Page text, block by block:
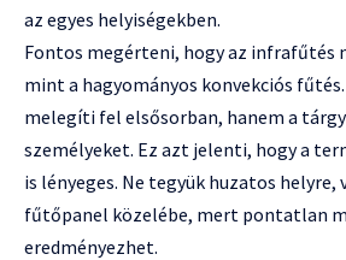
az egyes helyiségekben.
Fontos megérteni, hogy az infrafűtés
mint a hagyományos konvekciós
melegíti fel elsősorban, hanem a
személyeket. Ez azt jelenti, hogy a
is lényeges. Ne tegyük huzatos helyre,
fűtőpanel közelébe, mert pontatlan
eredményezhet.